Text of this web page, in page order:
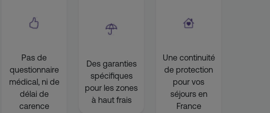
Pas de
questionnaire
médical, ni de
délai de
carence
Des garanties
spécifiques
pour les zones
à haut frais
Une continuité
de protection
pour vos
séjours en
France